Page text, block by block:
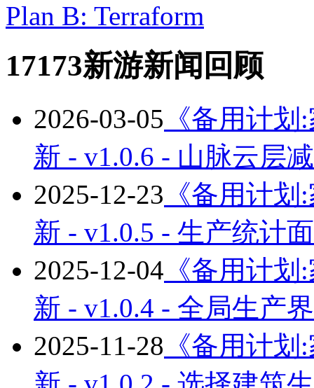
Plan B: Terraform
17173新游新闻回顾
2026-03-05 《备用计
新 - v1.0.6 - 山脉云层
2025-12-23 《备用计
新 - v1.0.5 - 生产统计
2025-12-04 《备用计
新 - v1.0.4 - 全局生产
2025-11-28 《备用计